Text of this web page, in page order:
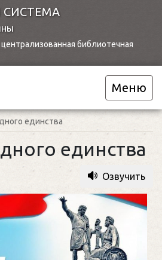
СИСТЕМА
библиотечная
Меню
единства
единства
Озвучить